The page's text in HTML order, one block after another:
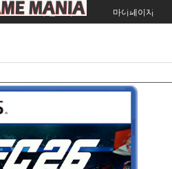
주문조회 마이페이지